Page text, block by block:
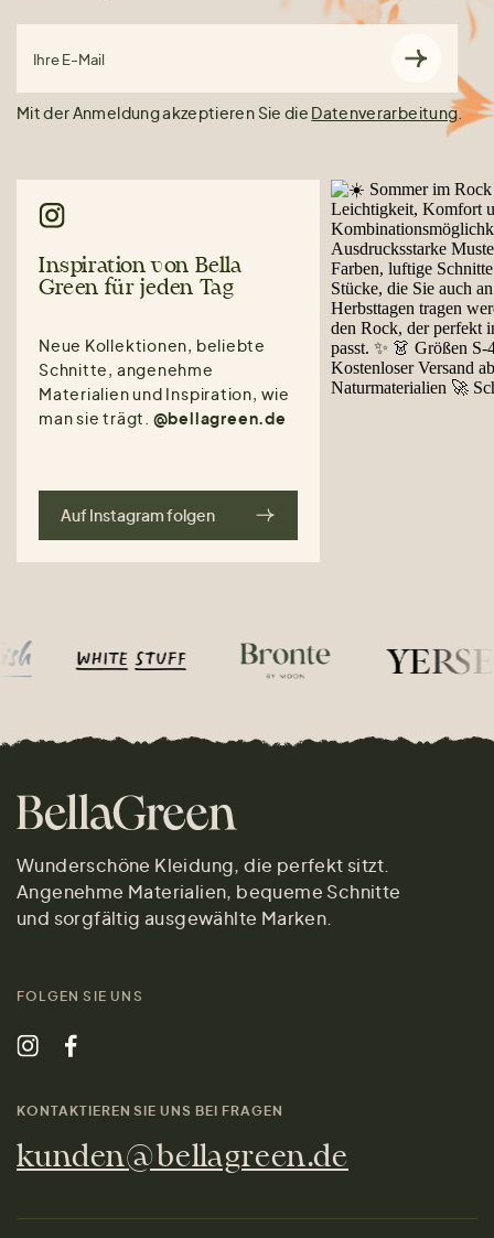
Ihre E-Mail
Mit der Anmeldung akzeptieren Sie die Datenverarbeitung.
Inspiration von Bella
Green für jeden Tag
Neue Kollektionen, beliebte
Schnitte, angenehme
Materialien und Inspiration, wie
man sie trägt. @bellagreen.de
Auf Instagram folgen
Wunderschöne Kleidung, die perfekt sitzt.
Angenehme Materialien, bequeme Schnitte
und sorgfältig ausgewählte Marken.
FOLGEN SIE UNS
KONTAKTIEREN SIE UNS BEI FRAGEN
kunden@bellagreen.de